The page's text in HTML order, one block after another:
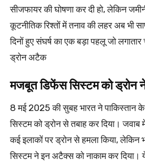
सीजफायर की घोषणा कर दी हो, लेकिन
कूटनीतिक रिश्तों में तनाव की लहर अब भी
दिनों हुए संघर्ष का एक बड़ा पहलू जो लगातार
ड्रोन अटैक
मजबूत डिफेंस सिस्टम को ड्रोन
8 मई 2025 की सुबह भारत ने पाकिस्तान
सिस्टम को ड्रोन से तबाह कर दिया। जवाब
कई इलाकों पर ड्रोन से हमला किया,
सिस्टम ने इन अटैक्स को नाकाम कर दिया।